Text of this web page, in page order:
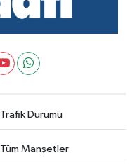
Trafik Durumu
Tüm Manşetler